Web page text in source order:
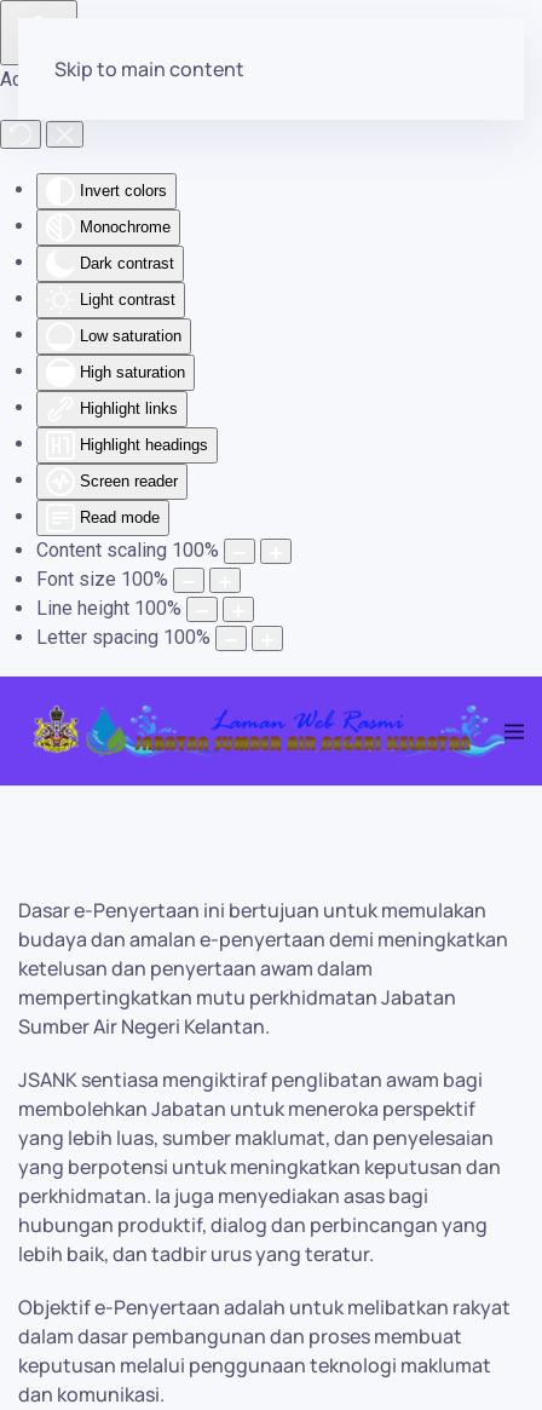
Accessibility Tools
Invert colors
Monochrome
Dark contrast
Light contrast
Low saturation
High saturation
Highlight links
Highlight headings
Screen reader
Read mode
Content scaling 100%
Font size 100%
Line height 100%
Letter spacing 100%
Skip to main content
Dasar e-Penyertaan ini bertujuan untuk memulakan
budaya dan amalan e-penyertaan demi meningkatkan
ketelusan dan penyertaan awam dalam
mempertingkatkan mutu perkhidmatan Jabatan
Sumber Air Negeri Kelantan.
JSANK sentiasa mengiktiraf penglibatan awam bagi
membolehkan Jabatan untuk meneroka perspektif
yang lebih luas, sumber maklumat, dan penyelesaian
yang berpotensi untuk meningkatkan keputusan dan
perkhidmatan. Ia juga menyediakan asas bagi
hubungan produktif, dialog dan perbincangan yang
lebih baik, dan tadbir urus yang teratur.
Objektif e-Penyertaan adalah untuk melibatkan rakyat
dalam dasar pembangunan dan proses membuat
keputusan melalui penggunaan teknologi maklumat
dan komunikasi.